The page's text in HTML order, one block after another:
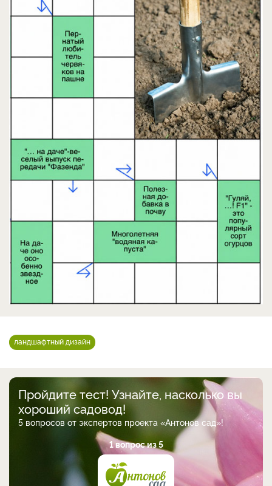
ландшафтный дизайн
Пройдите тест! Узнайте, насколько вы
хороший садовод!
5 вопросов от экспертов проекта «Антонов сад»!
1 вопрос из 5